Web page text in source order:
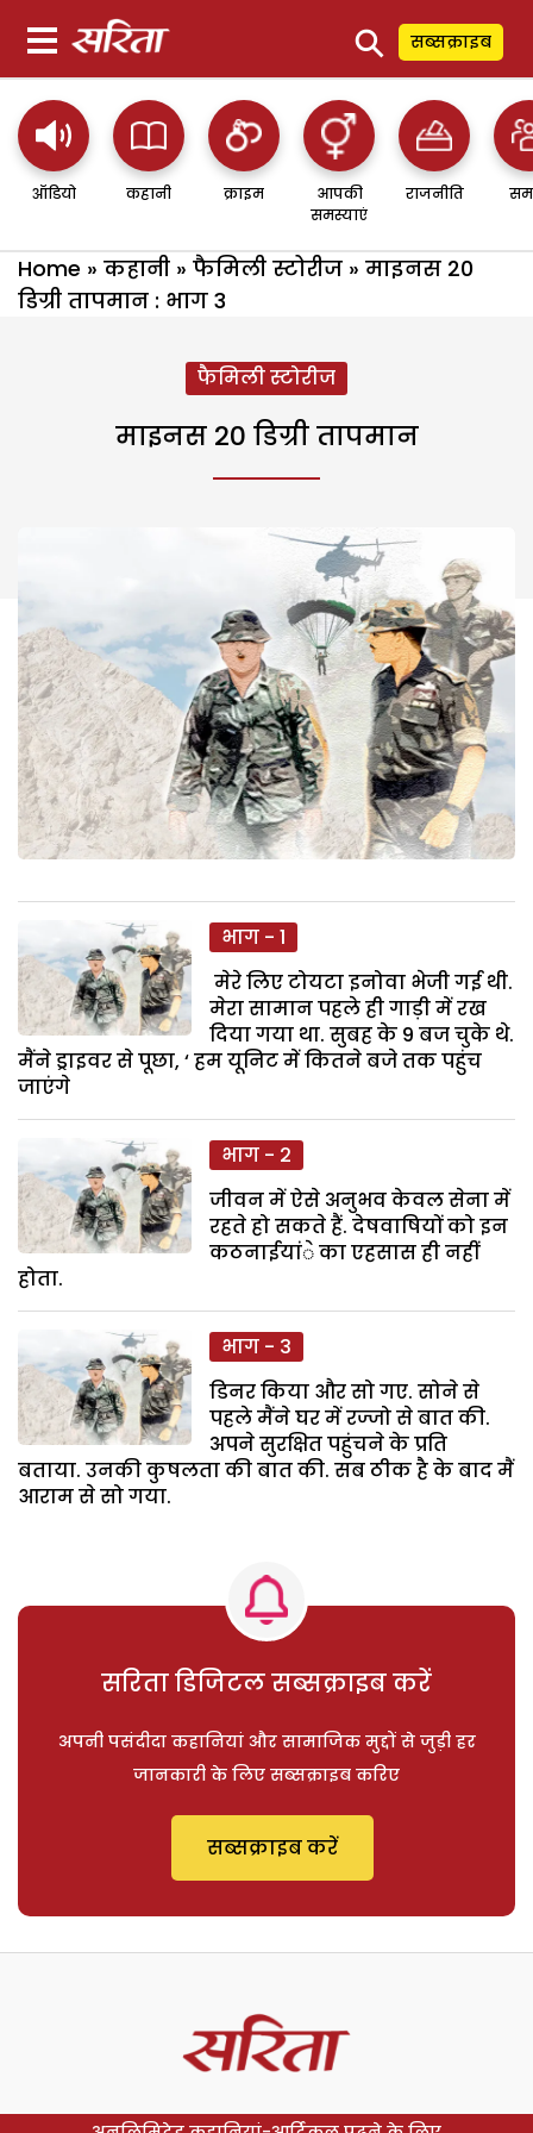
⚲ सब्सक्राइब
ऑडियो कहानी क्राइम
आपकी
समस्याएं
राजनीति
Home » कहानी » फैमिली स्टोरीज » माइनस 20
डिग्री तापमान : भाग 3
फैमिली स्टोरीज
माइनस 20 डिग्री तापमान
भाग - 1
मेरे लिए टोयटा इनोवा भेजी गई थी.
मेरा सामान पहले ही गाड़ी में रख
दिया गया था. सुबह के 9 बज चुके थे.
मैंने ड्राइवर से पूछा, ‘ हम यूनिट में कितने बजे तक पहुंच
जाएंगे
भाग - 2
जीवन में ऐसे अनुभव केवल सेना में
रहते हो सकते हैं. देषवाषियों को इन
कठनाईयांे का एहसास ही नहीं
होता.
भाग - 3
डिनर किया और सो गए. सोने से
पहले मैंने घर में रज्जो से बात की.
अपने सुरक्षित पहुंचने के प्रति
बताया. उनकी कुषलता की बात की. सब ठीक है के बाद मैं
आराम से सो गया.
सरिता डिजिटल सब्सक्राइब करें
अपनी पसंदीदा कहानियां और सामाजिक मुद्दों से जुड़ी हर
जानकारी के लिए सब्सक्राइब करिए
सब्सक्राइब करें